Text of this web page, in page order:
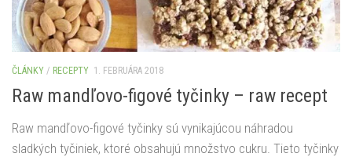
ČLÁNKY / RECEPTY 1. FEBRUÁRA 2018
Raw mandľovo-figové tyčinky – raw recept
Raw mandľovo-figové tyčinky sú vynikajúcou náhradou
sladkých tyčiniek, ktoré obsahujú množstvo cukru. Tieto tyčinky